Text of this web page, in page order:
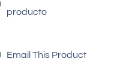
producto
Email This Product